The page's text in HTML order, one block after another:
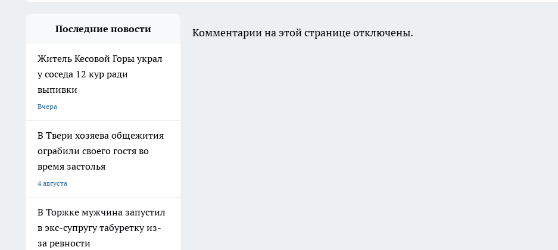
Последние новости
Житель Кесовой Горы украл
у соседа 12 кур ради
выпивки
Вчера
В Твери хозяева общежития
ограбили своего гостя во
время застолья
4 августа
В Торжке мужчина запустил
в экс-супругу табуретку из-
за ревности
Комментарии на этой странице отключены.